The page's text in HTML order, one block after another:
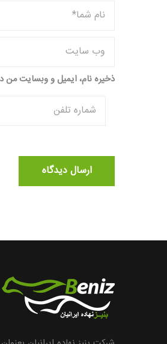
ذخیره نام، ایمیل و وبسایت من